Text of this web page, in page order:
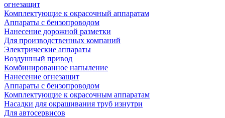
огнезащит
Комплектующие к окрасочный аппаратам
Аппараты с бензопроводом
Нанесение дорожной разметки
Для производственных компаний
Электрические аппараты
Воздушный привод
Комбинированное напыление
Нанесение огнезащит
Аппараты с бензопроводом
Комплектующие к окрасочным аппаратам
Насадки для окрашивания труб изнутри
Для автосервисов